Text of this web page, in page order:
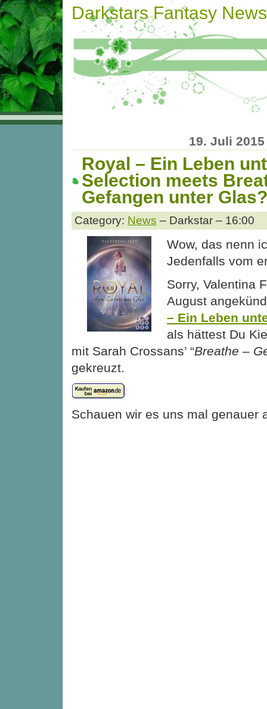
Darkstars Fantasy News
19. Juli 2015
Royal – Ein Leben
Selection meets
Gefangen unter Glas?
Category: News – Darkstar – 16:00
Wow, das nenn
Jedenfalls vom
Sorry, Valentina
August
– Ein Leben
als hättest Du
mit Sarah Crossans’ “Breathe –
gekreuzt.
Schauen wir es uns mal genauer